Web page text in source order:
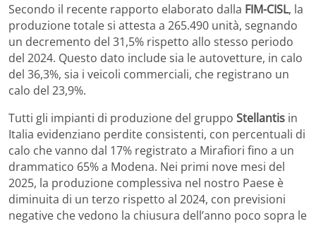
Secondo il recente rapporto elaborato dalla FIM-CISL, la
produzione totale si attesta a 265.490 unità, segnando
un decremento del 31,5% rispetto allo stesso periodo
del 2024. Questo dato include sia le autovetture, in calo
del 36,3%, sia i veicoli commerciali, che registrano un
calo del 23,9%.
Tutti gli impianti di produzione del gruppo Stellantis in
Italia evidenziano perdite consistenti, con percentuali di
calo che vanno dal 17% registrato a Mirafiori fino a un
drammatico 65% a Modena. Nei primi nove mesi del
2025, la produzione complessiva nel nostro Paese è
diminuita di un terzo rispetto al 2024, con previsioni
negative che vedono la chiusura dell’anno poco sopra le